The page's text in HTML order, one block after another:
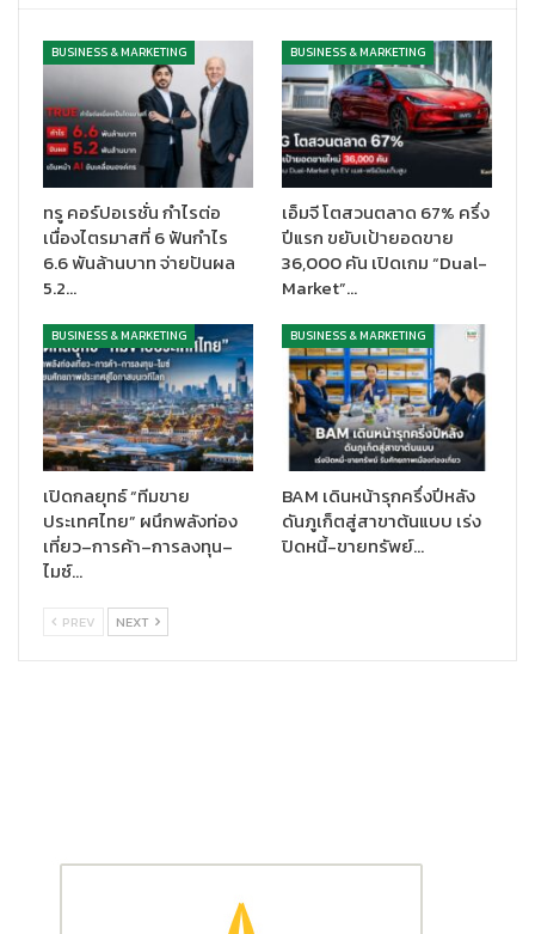
ปัจจุบันคือยุคแห่งการดูแลสุขภาพและการออกกำลังกายอย่างแท้จริง
โดยเฉพาะกลุ่มคนรุ่นใหม่ที่หมั่นดูแลร่างกายของตัวเองด้วยการออก
กำลังกายหรือเล่นกีฬาอย่างเป็นประจำสม่ำเสมอ ซึ่งเอ็มเกลือแร่ก็
ถือว่าเป็นผลิตภัณฑ์ที่ช่วยผลักดันให้ทุกคนที่สูญเสียเหงื่อทั้งจากการ
ออกกำลังกายหรือเล่นกีฬา รวมถึงกิจกรรมต่างๆ ให้สามารถก้าวต่อไป
จนกระทั่งบรรลุเป้าหมายที่ตั้งเอาไว้ได้สำเร็จ นั่นจึงเป็นที่มาของ
แคมเปญ “เติมความสดชื่น พร้อมลุยต่อได้ไกลกว่า” และการร่วมมือ
กับ “อาริ” แบรนด์สปอร์ตแวร์ยอดนิยมของคนรุ่นใหม่ ในการออกแบบ
คอลเลคชั่นเสื้อผ้ากีฬาเกรดพรีเมียมด้วยลวดลายกราฟิกโฉบเฉี่ยว
เป็นแนวแทยง อันแสดงให้เห็นถึงการเคลื่อนไหวที่ไม่เคยหยุดนิ่ง และ
พร้อมที่จะลุยต่อไปได้อย่างไม่มีที่สิ้นสุด นอกเหนือจากนี้ เนื้อผ้าของ
เสื้อผ้ากีฬาในคอลเลคชั่นพิเศษนี้ก็ยังมีการนำเทคโนโลยีสุดล้ำสมัยมา
ใช้ในการผลิต มีคุณสมบัติในด้านการระบายอากาศอย่างยอดเยี่ยม
และมีน้ำหนักเบา เพื่อให้เกิดความรู้สึกสบายตัว เคลื่อนไหวได้อย่าง
BUSINESS & MARKETING
ทรู คอร์ปอเรชั่น กำไรต่อ
เนื่องไตรมาสที่ 6 ฟันกำไร
6.6 พันล้านบาท จ่ายปันผล
5.2…
BUSINESS & MARKETING
เอ็มจี โตสวนตลาด 67% ครึ่ง
ปีแรก ขยับเป้ายอดขาย
36,000 คัน เปิดเกม “Dual-
Market”…
BUSINESS & MARKETING
เปิดกลยุทธ์ “ทีมขาย
ประเทศไทย” ผนึกพลังท่อง
เที่ยว–การค้า–การลงทุน–
ไมซ์…
BUSINESS & MARKETING
BAM เดินหน้ารุกครึ่งปีหลัง
ดันภูเก็ตสู่สาขาต้นแบบ เร่ง
ปิดหนี้-ขายทรัพย์…
PREV NEXT